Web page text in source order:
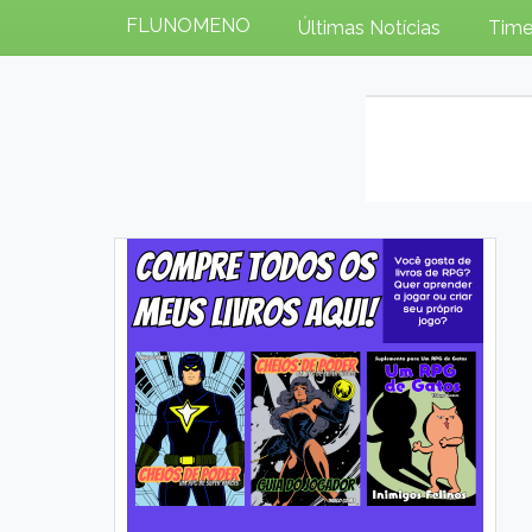
FLUNOMENO Últimas Notícias